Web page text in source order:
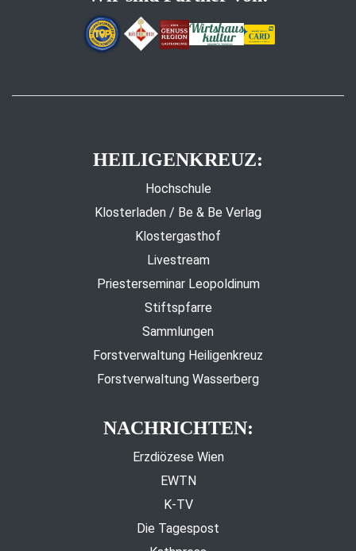
HEILIGENKREUZ:
Hochschule
Klosterladen / Be & Be Verlag
Klostergasthof
Livestream
Priesterseminar Leopoldinum
Stiftspfarre
Sammlungen
Forstverwaltung Heiligenkreuz
Forstverwaltung Wasserberg
NACHRICHTEN:
Erzdiözese Wien
EWTN
K-TV
Die Tagespost